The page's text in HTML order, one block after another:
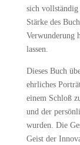
sich
Stärke des
Verwunderung
lassen.
Dieses Buch
ehrliches
einem Schloß
und der
wurden. Die
Geist der